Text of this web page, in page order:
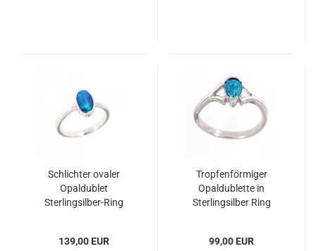
Schlichter ovaler
Opaldublet
Sterlingsilber-Ring
139,00 EUR
Tropfenförmiger
Opaldublette in
Sterlingsilber Ring
99,00 EUR